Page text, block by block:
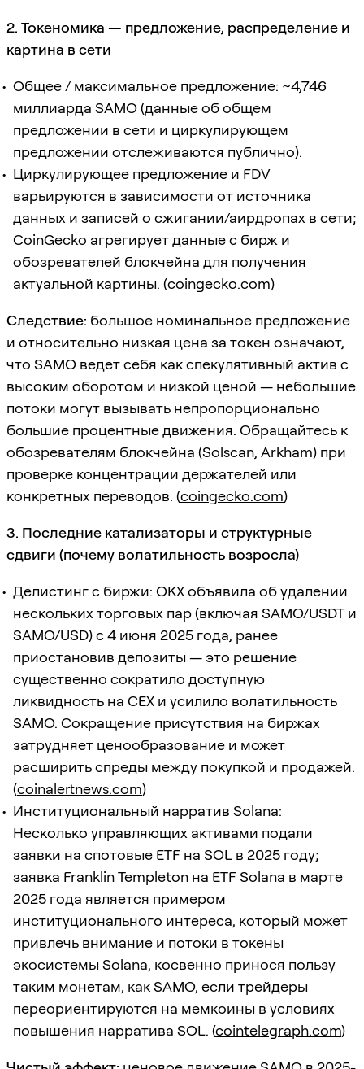
2. Токеномика — предложение, распределение и
картина в сети
Общее / максимальное предложение: ~4,746
миллиарда SAMO (данные об общем
предложении в сети и циркулирующем
предложении отслеживаются публично).
Циркулирующее предложение и FDV
варьируются в зависимости от источника
данных и записей о сжигании/аирдропах в сети;
CoinGecko агрегирует данные с бирж и
обозревателей блокчейна для получения
актуальной картины. (coingecko.com)
Следствие: большое номинальное предложение
и относительно низкая цена за токен означают,
что SAMO ведет себя как спекулятивный актив с
высоким оборотом и низкой ценой — небольшие
потоки могут вызывать непропорционально
большие процентные движения. Обращайтесь к
обозревателям блокчейна (Solscan, Arkham) при
проверке концентрации держателей или
конкретных переводов. (coingecko.com)
3. Последние катализаторы и структурные
сдвиги (почему волатильность возросла)
Делистинг с биржи: OKX объявила об удалении
нескольких торговых пар (включая SAMO/USDT и
SAMO/USD) с 4 июня 2025 года, ранее
приостановив депозиты — это решение
существенно сократило доступную
ликвидность на CEX и усилило волатильность
SAMO. Сокращение присутствия на биржах
затрудняет ценообразование и может
расширить спреды между покупкой и продажей.
(coinalertnews.com)
Институциональный нарратив Solana:
Несколько управляющих активами подали
заявки на спотовые ETF на SOL в 2025 году;
заявка Franklin Templeton на ETF Solana в марте
2025 года является примером
институционального интереса, который может
привлечь внимание и потоки в токены
экосистемы Solana, косвенно принося пользу
таким монетам, как SAMO, если трейдеры
переориентируются на мемкоины в условиях
повышения нарратива SOL. (cointelegraph.com)